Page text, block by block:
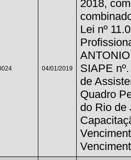
04/01/2019
2018,
Lei nº
SIAPE
de
Quadro
do Rio de